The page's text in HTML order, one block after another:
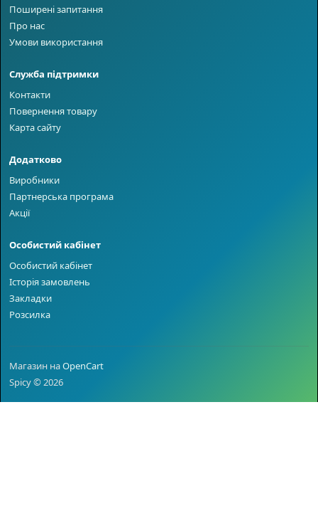
Поширені запитання
Про нас
Умови використання
Служба підтримки
Контакти
Повернення товару
Карта сайту
Додатково
Виробники
Партнерська програма
Акції
Особистий кабінет
Особистий кабінет
Історія замовлень
Закладки
Розсилка
Магазин наOpenCart
Spicy © 2026